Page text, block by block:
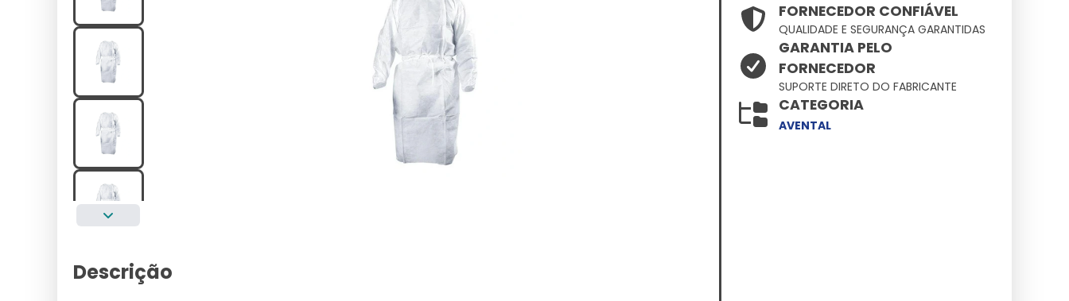
Descrição
FORNECEDOR CONFIÁVEL
QUALIDADE E SEGURANÇA GARANTIDAS
GARANTIA PELO
FORNECEDOR
SUPORTE DIRETO DO FABRICANTE
CATEGORIA
AVENTAL